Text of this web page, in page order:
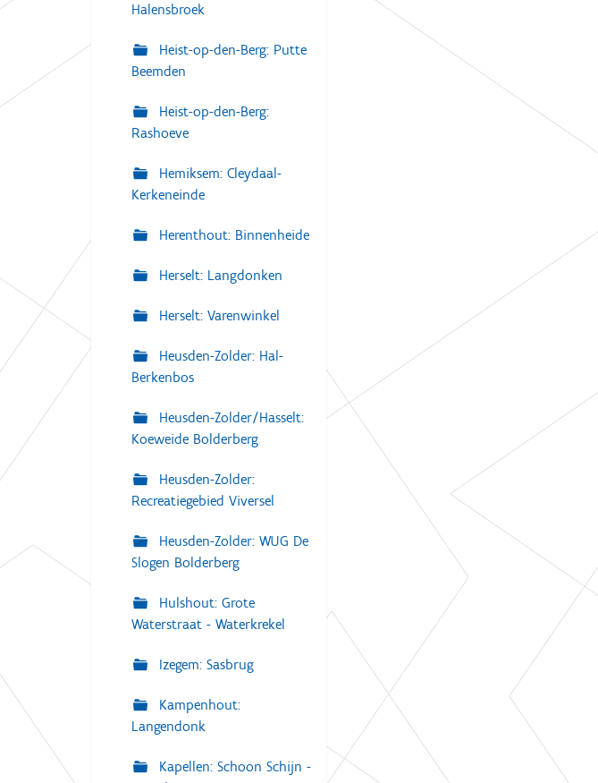
Halensbroek
Heist-op-den-Berg: Putte
Beemden
Heist-op-den-Berg:
Rashoeve
Hemiksem: Cleydaal-
Kerkeneinde
Herenthout: Binnenheide
Herselt: Langdonken
Herselt: Varenwinkel
Heusden-Zolder: Hal-
Berkenbos
Heusden-Zolder/Hasselt:
Koeweide Bolderberg
Heusden-Zolder:
Recreatiegebied Viversel
Heusden-Zolder: WUG De
Slogen Bolderberg
Hulshout: Grote
Waterstraat - Waterkrekel
Izegem: Sasbrug
Kampenhout:
Langendonk
Kapellen: Schoon Schijn -